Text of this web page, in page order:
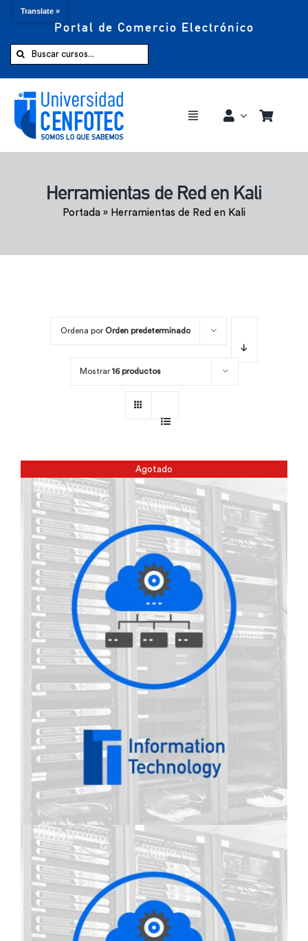
Portal de Comercio Electrónico
Buscar:
Toggle
Comprar ahora
Herramientas de Red en Kali
Portada » Herramientas de Red en Kali
Ordena por Orden predeterminado
Mostrar 16 productos
Agotado
Translate »